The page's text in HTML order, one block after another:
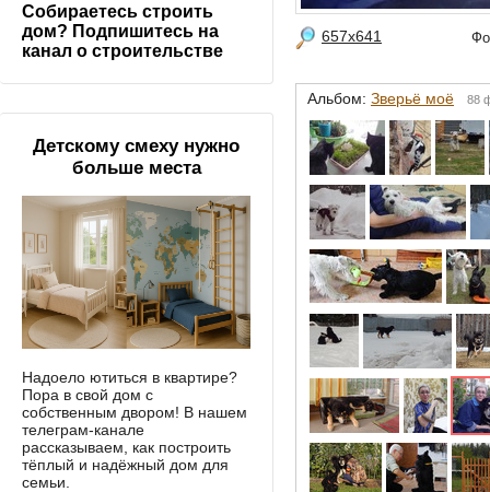
657x641
Альбом: Зверьё моё 88
Собираетесь строить
дом? Подпишитесь на
канал о строительстве
Детскому смеху нужно
больше места
Надоело ютиться в квартире?
Пора в свой дом с
собственным двором! В нашем
телеграм-канале
рассказываем, как построить
тёплый и надёжный дом для
семьи.